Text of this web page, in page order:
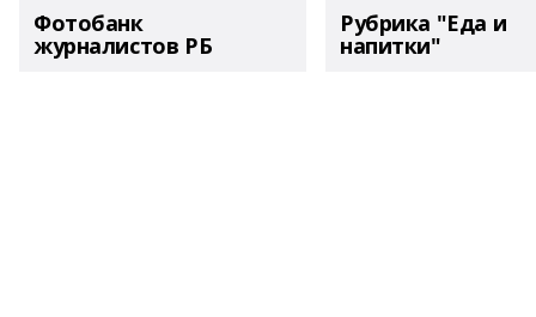
Фотобанк
журналистов РБ
Рубрика "Еда и
напитки"